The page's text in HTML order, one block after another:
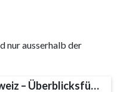
nur ausserhalb der
Geschichte Schweiz – Überblicksführung